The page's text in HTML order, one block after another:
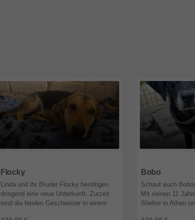
Flocky
Linda und ihr Bruder Flocky benötigen
dringend eine neue Unterkunft. Zurzeit
sind die beiden Geschwister in einem
Bobo
Schaut euch
Mit seinen 11
Shelter in Athen